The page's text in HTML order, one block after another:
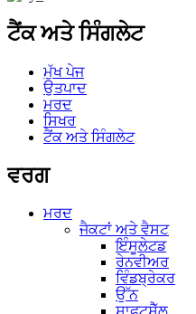
ਟੈਂਕ ਅਤੇ ਸਿੰਗਲੇਟ
ਮੁੱਖ ਪੇਜ
ਉਤਪਾਦ
ਮਰਦ
ਸਿਖਰ
ਟੈਂਕ ਅਤੇ ਸਿੰਗਲੇਟ
ਵਰਗ
ਮਰਦ
ਜੈਕਟਾਂ ਅਤੇ ਵੈਸਟ
ਇੰਸੂਲੇਟਡ
ਰੇਨਵੀਅਰ
ਵਿੰਡਬ੍ਰੇਕਰ
ਉੱਨ